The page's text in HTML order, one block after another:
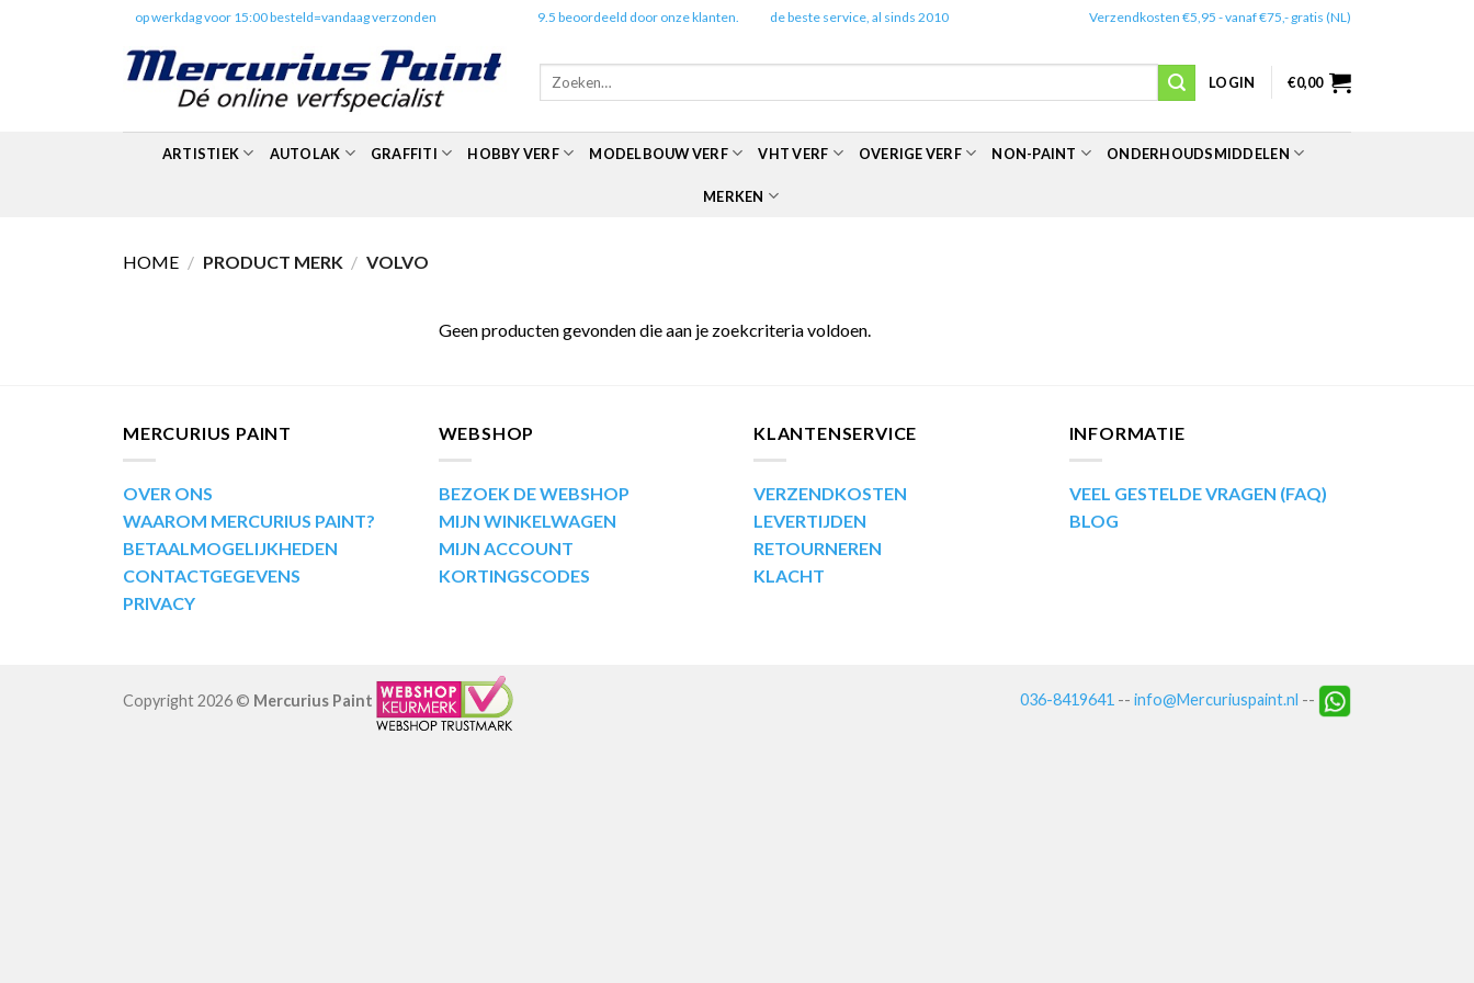
op werkdag voor 15:00 besteld=vandaag verzonden 9.5 beoordeeld door onze klanten. de beste service, al sinds 2010 Verzendkosten €5,95 - vanaf €75,- gratis (NL)
Zoeken
LOGIN €0,00
ARTISTIEK AUTOLAK GRAFFITI HOBBY VERF MODELBOUW VERF VHT VERF OVERIGE VERF NON-PAINT ONDERHOUDSMIDDELEN
MERKEN
HOME / PRODUCT MERK / VOLVO
Geen producten gevonden die aan je zoekcriteria voldoen.
MERCURIUS PAINT
OVER ONS
WAAROM MERCURIUS PAINT?
BETAALMOGELIJKHEDEN
CONTACTGEGEVENS
PRIVACY
WEBSHOP
BEZOEK DE WEBSHOP
MIJN WINKELWAGEN
MIJN ACCOUNT
KORTINGSCODES
KLANTENSERVICE
VERZENDKOSTEN
LEVERTIJDEN
RETOURNEREN
KLACHT
INFORMATIE
VEEL GESTELDE VRAGEN (FAQ)
BLOG
036-8419641 -- info@Mercuriuspaint.nl --
Copyright 2026 © Mercurius Paint